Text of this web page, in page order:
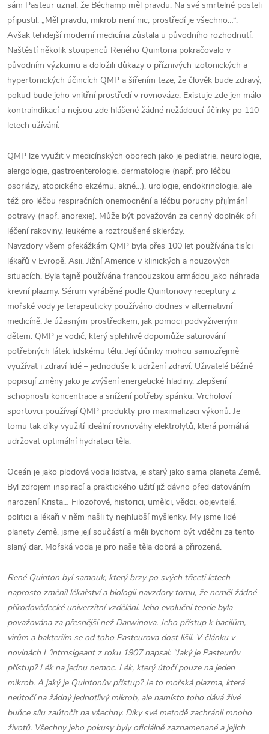
sám Pasteur uznal, že Béchamp měl pravdu. Na své smrtelné posteli
připustil: „Měl pravdu, mikrob není nic, prostředí je všechno…“.
Avšak tehdejší moderní medicína zůstala u původního rozhodnutí.
Naštěstí několik stoupenců Reného Quintona pokračovalo v
původním výzkumu a doložili důkazy o příznivých izotonických a
hypertonických účincích QMP a šířením teze, že člověk bude zdravý,
pokud bude jeho vnitřní prostředí v rovnováze. Existuje zde jen málo
kontraindikací a nejsou zde hlášené žádné nežádoucí účinky po 110
letech užívání.
QMP lze využit v medicínských oborech jako je pediatrie, neurologie,
alergologie, gastroenterologie, dermatologie (např. pro léčbu
psoriázy, atopického ekzému, akné…), urologie, endokrinologie, ale
též pro léčbu respiračních onemocnění a léčbu poruchy přijímání
potravy (např. anorexie). Může být považován za cenný doplněk při
léčení rakoviny, leukéme a roztroušené sklerózy.
Navzdory všem překážkám QMP byla přes 100 let používána tisíci
lékařů v Evropě, Asii, Jižní Americe v klinických a nouzových
situacích. Byla tajně používána francouzskou armádou jako náhrada
krevní plazmy. Sérum vyráběné podle Quintonovy receptury z
mořské vody je terapeuticky používáno dodnes v alternativní
medicíně. Je úžasným prostředkem, jak pomoci podvyživeným
dětem. QMP je vodič, který splehlivě dopomůže saturování
potřebných látek lidskému tělu. Její účinky mohou samozřejmě
využívat i zdraví lidé – jednoduše k udržení zdraví. Uživatelé běžně
popisují změny jako je zvýšení energetické hladiny, zlepšení
schopnosti koncentrace a snížení potřeby spánku. Vrcholoví
sportovci používají QMP produkty pro maximalizaci výkonů. Je
tomu tak díky využití ideální rovnováhy elektrolytů, která pomáhá
udržovat optimální hydrataci těla.
Oceán je jako plodová voda lidstva, je starý jako sama planeta Země.
Byl zdrojem inspirací a praktického užití již dávno před datováním
narození Krista… Filozofové, historici, umělci, vědci, objevitelé,
politici a lékaři v něm našli ty nejhlubší myšlenky. My jsme lidé
planety Země, jsme její součástí a měli bychom být vděčni za tento
slaný dar. Mořská voda je pro naše těla dobrá a přirozená.
René Quinton byl samouk, který brzy po svých třiceti letech
naprosto změnil lékařství a biologii navzdory tomu, že neměl žádné
přírodovědecké univerzitní vzdělání. Jeho evoluční teorie byla
považována za přesnější než Darwinova. Jeho přístup k bacilům,
virům a bakteriím se od toho Pasteurova dost lišil. V článku v
novinách L´intrnsigeant z roku 1907 napsal: “Jaký je Pasteurův
přístup? Lék na jednu nemoc. Lék, který útočí pouze na jeden
mikrob. A jaký je Quintonův přístup? Je to mořská plazma, která
neútočí na žádný jednotlivý mikrob, ale namísto toho dává živé
buňce sílu zaútočit na všechny. Díky své metodě zachránil mnoho
životů. Všechny jeho pokusy byly oficiálně zaznamenané a jejich